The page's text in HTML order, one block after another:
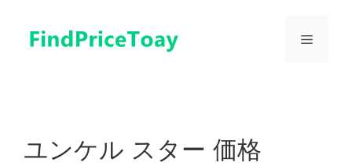
メ
ユンケル スター 価格